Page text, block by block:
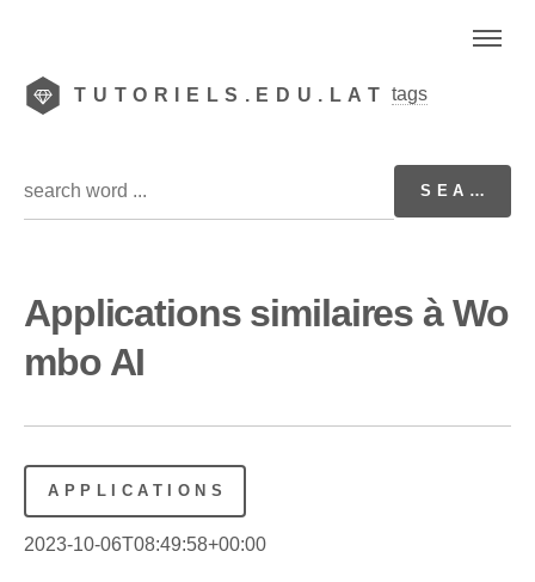
TUTORIELS.EDU.LAT tags
Applications similaires à Wo
mbo AI
APPLICATIONS
2023-10-06T08:49:58+00:00